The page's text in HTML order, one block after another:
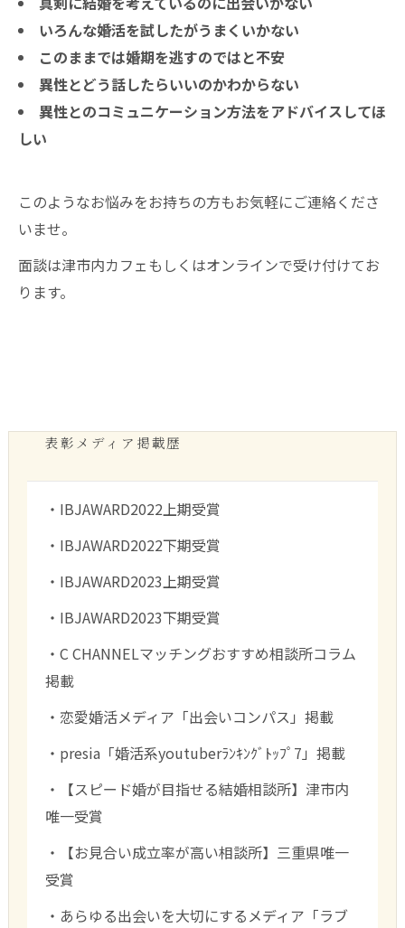
いろんな婚活を試したがうまくいかない
このままでは婚期を逃すのではと不安
異性とどう話したらいいのかわからない
異性とのコミュニケーション方法をアドバイスしてほ
しい
このようなお悩みをお持ちの方もお気軽にご連絡くださ
いませ。
面談は津市内カフェもしくはオンラインで受け付けてお
ります。
表彰メディア掲載歴
・IBJAWARD2022上期受賞
・IBJAWARD2022下期受賞
・IBJAWARD2023上期受賞
・IBJAWARD2023下期受賞
・C CHANNELマッチングおすすめ相談所コラム
掲載
・恋愛婚活メディア「出会いコンパス」掲載
・presia「婚活系youtuberﾗﾝｷﾝｸﾞﾄｯﾌﾟ7」掲載
・【スピード婚が目指せる結婚相談所】津市内
唯一受賞
・【お見合い成立率が高い相談所】三重県唯一
受賞
・あらゆる出会いを大切にするメディア「ラブ